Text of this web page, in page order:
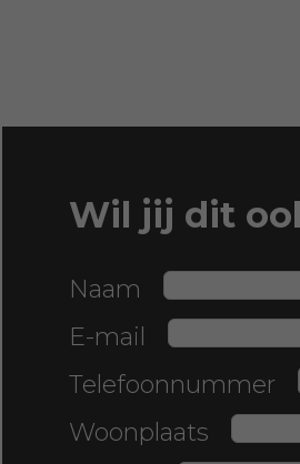
Wil jij dit
Naam
E-mail
Telefoonnummer
Woonplaats